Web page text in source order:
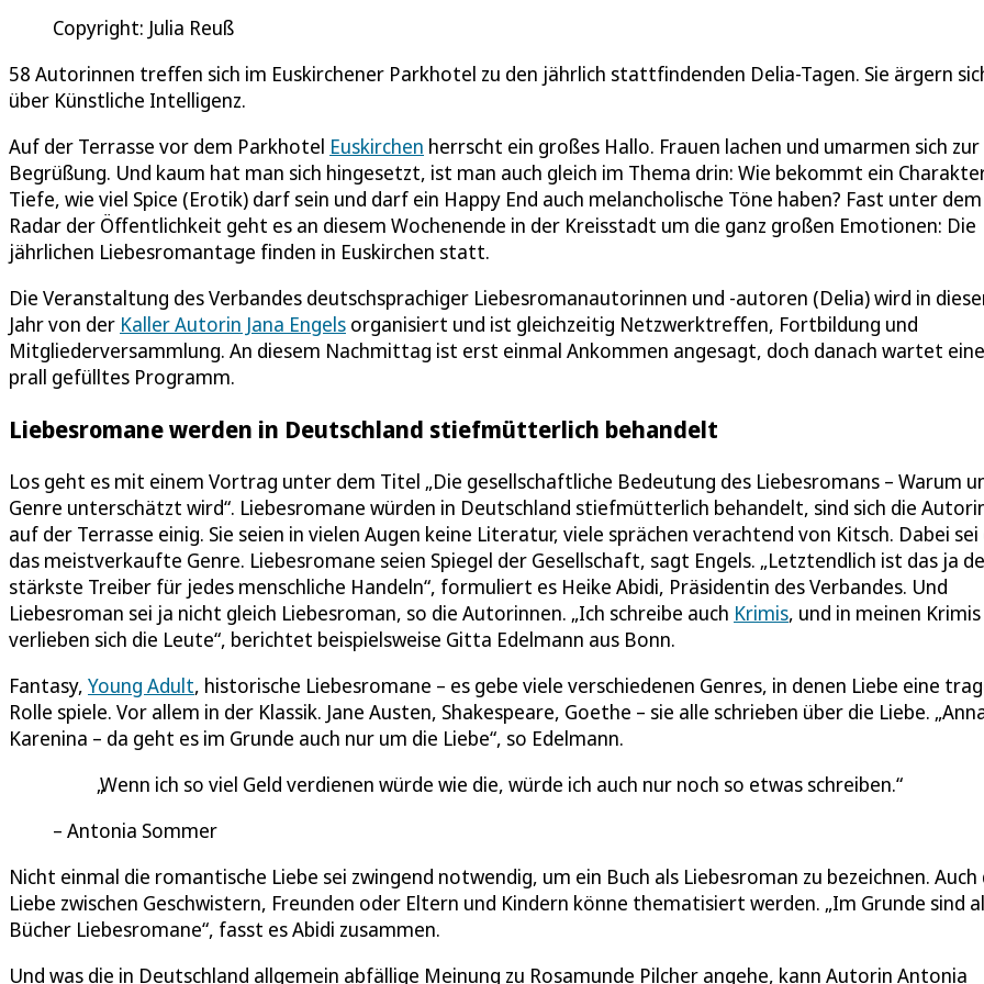
Copyright: Julia Reuß
58 Autorinnen treffen sich im Euskirchener Parkhotel zu den jährlich stattfindenden Delia-Tagen. Sie ärgern
über Künstliche Intelligenz.
Auf der Terrasse vor dem Parkhotel Euskirchen herrscht ein großes Hallo. Frauen lachen und umarmen sich zur
Begrüßung. Und kaum hat man sich hingesetzt, ist man auch gleich im Thema drin: Wie bekommt ein
Tiefe, wie viel Spice (Erotik) darf sein und darf ein Happy End auch melancholische Töne haben? Fast unter dem
Radar der Öffentlichkeit geht es an diesem Wochenende in der Kreisstadt um die ganz großen Emotionen: Die
jährlichen Liebesromantage finden in Euskirchen statt.
Die Veranstaltung des Verbandes deutschsprachiger Liebesromanautorinnen und -autoren (Delia) wird in
Jahr von der Kaller Autorin Jana Engels organisiert und ist gleichzeitig Netzwerktreffen, Fortbildung und
Mitgliederversammlung. An diesem Nachmittag ist erst einmal Ankommen angesagt, doch danach wartet
prall gefülltes Programm.
Liebesromane werden in Deutschland stiefmütterlich behandelt
Los geht es mit einem Vortrag unter dem Titel „Die gesellschaftliche Bedeutung des Liebesromans – Warum
Genre unterschätzt wird“. Liebesromane würden in Deutschland stiefmütterlich behandelt, sind sich die
auf der Terrasse einig. Sie seien in vielen Augen keine Literatur, viele sprächen verachtend von Kitsch. Dabei sei
das meistverkaufte Genre. Liebesromane seien Spiegel der Gesellschaft, sagt Engels. „Letztendlich ist das ja
stärkste Treiber für jedes menschliche Handeln“, formuliert es Heike Abidi, Präsidentin des Verbandes. Und
Liebesroman sei ja nicht gleich Liebesroman, so die Autorinnen. „Ich schreibe auch Krimis, und in meinen Krimis
verlieben sich die Leute“, berichtet beispielsweise Gitta Edelmann aus Bonn.
Fantasy, Young Adult, historische Liebesromane – es gebe viele verschiedenen Genres, in denen Liebe eine
Rolle spiele. Vor allem in der Klassik. Jane Austen, Shakespeare, Goethe – sie alle schrieben über die Liebe.
Karenina – da geht es im Grunde auch nur um die Liebe“, so Edelmann.
Wenn ich so viel Geld verdienen würde wie die, würde ich auch nur noch so etwas schreiben.
Antonia Sommer
Nicht einmal die romantische Liebe sei zwingend notwendig, um ein Buch als Liebesroman zu bezeichnen. Auch
Liebe zwischen Geschwistern, Freunden oder Eltern und Kindern könne thematisiert werden. „Im Grunde sind
Bücher Liebesromane“, fasst es Abidi zusammen.
Und was die in Deutschland allgemein abfällige Meinung zu Rosamunde Pilcher angehe, kann Autorin Antonia